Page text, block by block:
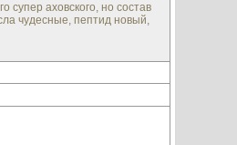
супер аховского, но состав
чудесные, пептид новый,